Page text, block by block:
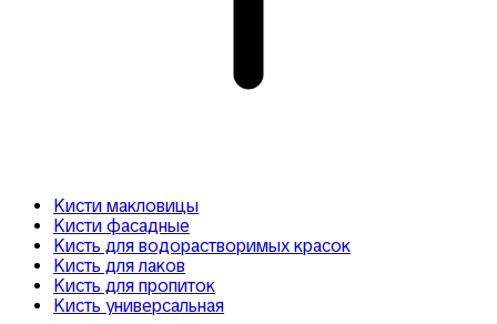
Кисти макловицы
Кисти фасадные
Кисть для водорастворимых красок
Кисть для лаков
Кисть для пропиток
Кисть универсальная